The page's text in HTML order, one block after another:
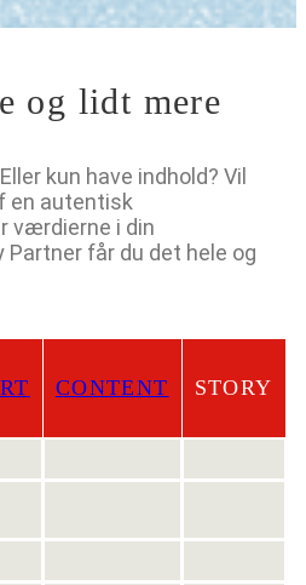
og lidt mere
kun have indhold? Vil
en autentisk
værdierne i din
får du det hele og
CONTENT STORY